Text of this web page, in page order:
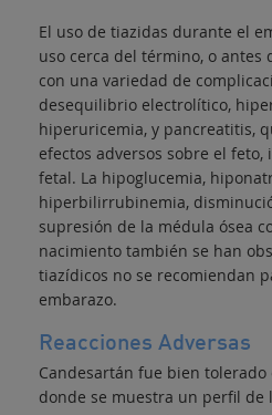
El uso de tiazidas durante el
uso cerca del término, o antes
con una variedad de
desequilibrio electrolítico,
hiperuricemia, y pancreatitis,
efectos adversos sobre el
fetal. La hipoglucemia,
hiperbilirrubinemia,
supresión de la médula ósea
nacimiento también se han
tiazídicos no se recomiendan
embarazo.
Reacciones Adversas
Candesartán fue bien
donde se muestra un perfil de